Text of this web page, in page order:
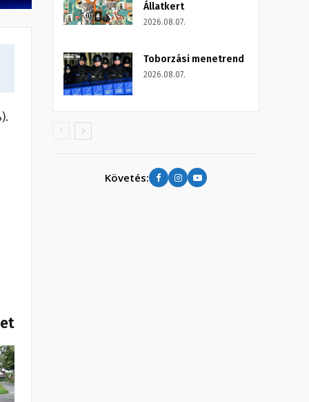
Állatkert
2026.08.07.
Toborzási menetrend
2026.08.07.
Követés: